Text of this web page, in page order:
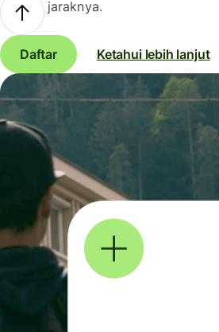
jaraknya.
Daftar Ketahui lebih lanjut